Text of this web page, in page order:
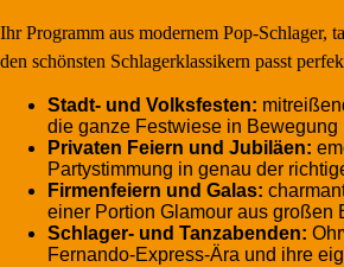
Ihr Programm aus modernem Pop-Schlager,
den schönsten Schlagerklassikern passt
Stadt- und Volksfesten:
die ganze Festwiese in Bewegung
Privaten Feiern und Jubiläen:
Partystimmung in genau der
Firmenfeiern und Galas:
einer Portion Glamour aus großen
Schlager- und Tanzabenden:
Fernando-Express-Ära und ihre